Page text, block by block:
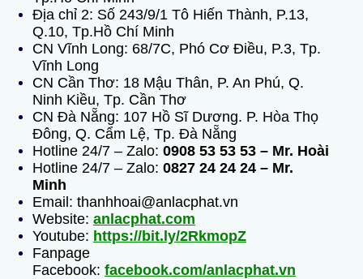
Địa chỉ 2: Số 243/9/1 Tô Hiến Thành, P.13,
Q.10, Tp.Hồ Chí Minh
CN Vĩnh Long: 68/7C, Phó Cơ Điều, P.3, Tp.
Vĩnh Long
CN Cần Thơ: 18 Mậu Thân, P. An Phú, Q.
Ninh Kiều, Tp. Cần Thơ
CN Đà Nẵng: 107 Hồ Sĩ Dương. P. Hòa Thọ
Đông, Q. Cẩm Lệ, Tp. Đà Nẵng
Hotline 24/7 – Zalo: 0908 53 53 53 – Mr. Hoài
Hotline 24/7 – Zalo: 0827 24 24 24 – Mr.
Minh
Email: thanhhoai@anlacphat.vn
Website: anlacphat.com
Youtube: https://bit.ly/2RkmopZ
Fanpage
Facebook: facebook.com/anlacphat.vn